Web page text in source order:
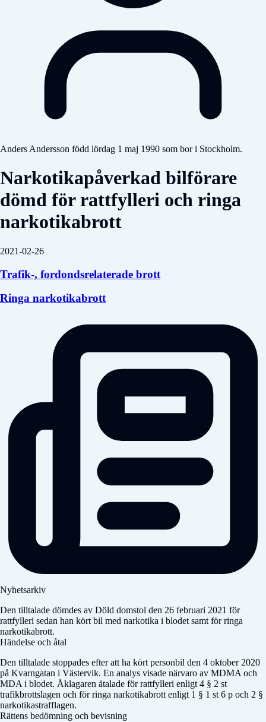
Anders Andersson född lördag 1 maj 1990 som bor i Stockholm.
Narkotikapåverkad bilförare
dömd för rattfylleri och ringa
narkotikabrott
2021-02-26
Trafik-, fordondsrelaterade brott
Ringa narkotikabrott
Nyhetsarkiv
Den tilltalade dömdes av Döld domstol den 26 februari 2021 för
rattfylleri sedan han kört bil med narkotika i blodet samt för ringa
narkotikabrott.
Händelse och åtal
Den tilltalade stoppades efter att ha kört personbil den 4 oktober 2020
på Kvarngatan i Västervik. En analys visade närvaro av MDMA och
MDA i blodet. Åklagaren åtalade för rattfylleri enligt 4 § 2 st
trafikbrottslagen och för ringa narkotikabrott enligt 1 § 1 st 6 p och 2 §
narkotikastrafflagen.
Rättens bedömning och bevisning